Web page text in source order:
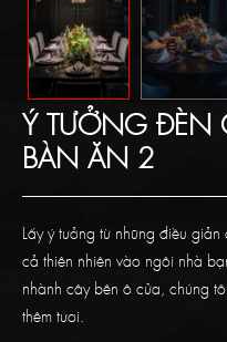
Ý TƯỞNG ĐÈN
BÀN ĂN 2
Lấy ý tưởng từ những điều
cả thiên nhiên vào ngôi nhà
nhành cây bên ô cửa, chúng
thêm tươi.